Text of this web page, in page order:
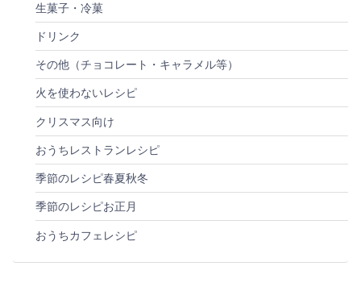
生菓子・冷菓
ドリンク
その他（チョコレート・キャラメル等）
火を使わないレシピ
クリスマス向け
おうちレストランレシピ
季節のレシピ春夏秋冬
季節のレシピお正月
おうちカフェレシピ